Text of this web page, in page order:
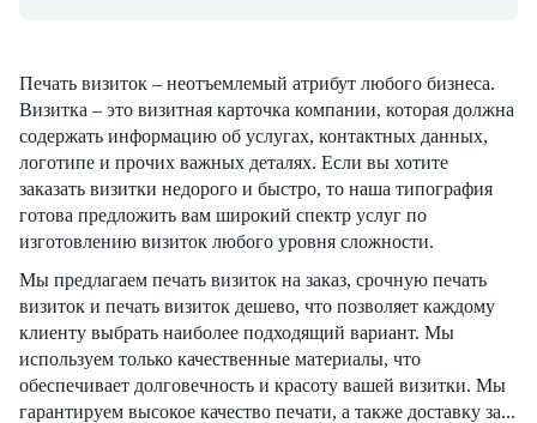
Печать визиток – неотъемлемый атрибут любого бизнеса.
Визитка – это визитная карточка компании, которая должна
содержать информацию об услугах, контактных данных,
логотипе и прочих важных деталях. Если вы хотите
заказать визитки недорого и быстро, то наша типография
готова предложить вам широкий спектр услуг по
изготовлению визиток любого уровня сложности.
Мы предлагаем печать визиток на заказ, срочную печать
визиток и печать визиток дешево, что позволяет каждому
клиенту выбрать наиболее подходящий вариант. Мы
используем только качественные материалы, что
обеспечивает долговечность и красоту вашей визитки. Мы
гарантируем высокое качество печати, а также доставку за...